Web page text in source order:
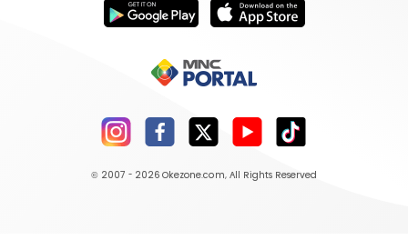
© 2007 - 2026 Okezone.com, All Rights Reserved